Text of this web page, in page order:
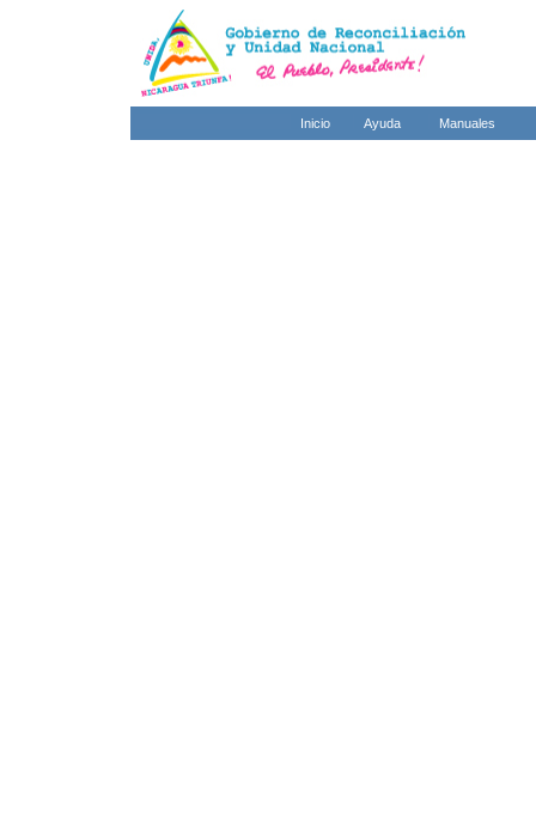
Inicio Ayuda Manuales